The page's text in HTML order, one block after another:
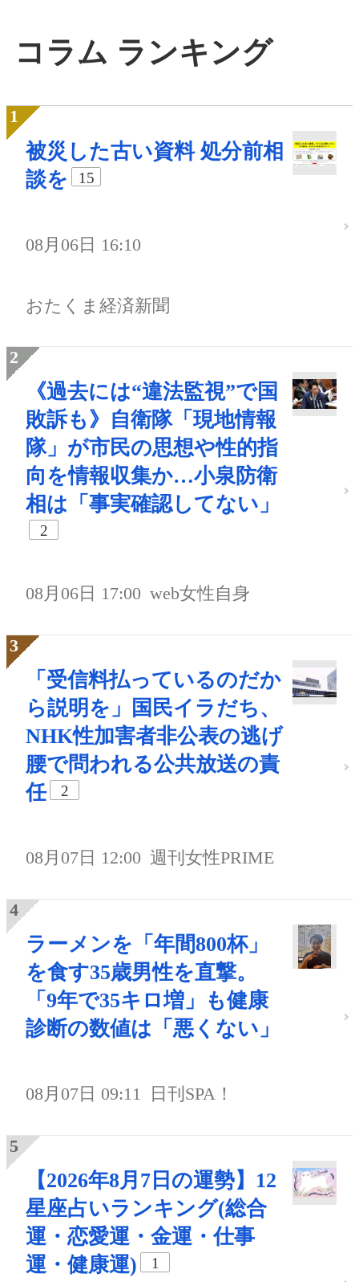
コラム ランキング
被災した古い資料 処分前相
談を
15
08月06日 16:10
おたくま経済新聞
《過去には“違法監視”で国
敗訴も》自衛隊「現地情報
隊」が市民の思想や性的指
向を情報収集か…小泉防衛
相は「事実確認してない」
2
08月06日 17:00 web女性自身
「受信料払っているのだか
ら説明を」国民イラだち、
NHK性加害者非公表の逃げ
腰で問われる公共放送の責
任
2
08月07日 12:00 週刊女性PRIME
ラーメンを「年間800杯」
を食す35歳男性を直撃。
「9年で35キロ増」も健康
診断の数値は「悪くない」
08月07日 09:11 日刊SPA！
【2026年8月7日の運勢】12
星座占いランキング(総合
運・恋愛運・金運・仕事
運・健康運)
1